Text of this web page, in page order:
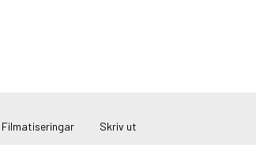
Filmatiseringar Skriv ut